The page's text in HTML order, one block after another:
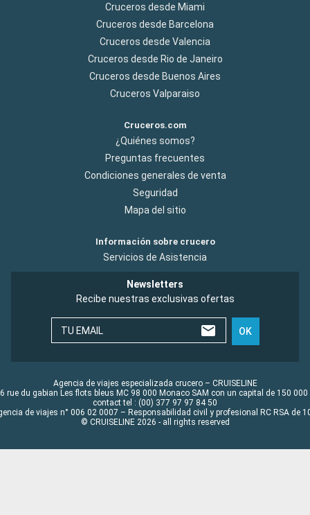
Cruceros desde Miami
Cruceros desde Barcelona
Cruceros desde Valencia
Cruceros desde Rio de Janeiro
Cruceros desde Buenos Aires
Cruceros Valparaiso
Cruceros.com
¿Quiénes somos?
Preguntas frecuentes
Condiciones generales de venta
Seguridad
Mapa del sitio
Información sobre crucero
Servicios de Asistencia
Newsletters
Recibe nuestras exclusivas ofertas
TU EMAIL OK
Agencia de viajes especializada crucero – CRUISELINE
rue du gabian Les flots bleus MC 98 000 Monaco SAM con un capital de 150 000
contact tel : (00) 377 97 97 84 50
de viajes n° 006 02 0007 – Responsabilidad civil y profesional RC RSA de
© CRUISELINE 2026 - all rights reserved